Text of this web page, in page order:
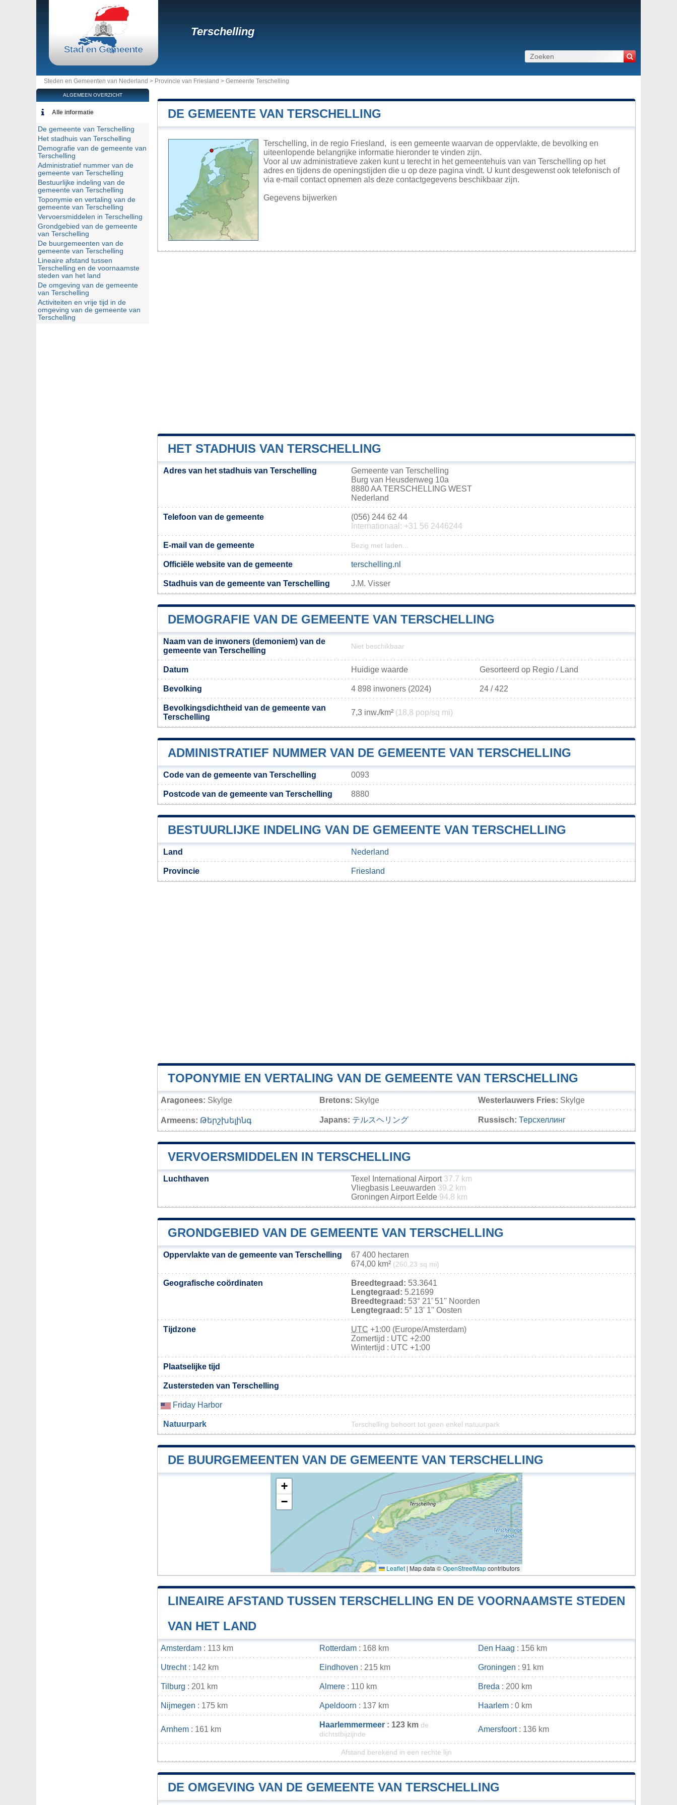
Terschelling
Steden en Gemeenten van Nederland > Provincie van Friesland > Gemeente Terschelling
DE GEMEENTE VAN TERSCHELLING
Terschelling, in de regio Friesland, is een gemeente waarvan de oppervlakte, de bevolking en
uiteenlopende belangrijke informatie hieronder te vinden zijn.
Voor al uw administratieve zaken kunt u terecht in het gemeentehuis van van Terschelling op het
adres en tijdens de openingstijden die u op deze pagina vindt. U kunt desgewenst ook telefonisch of
via e-mail contact opnemen als deze contactgegevens beschikbaar zijn.
Gegevens bijwerken
HET STADHUIS VAN TERSCHELLING
Adres van het stadhuis van Terschelling
Gemeente van Terschelling
Burg van Heusdenweg 10a
8880 AA TERSCHELLING WEST
Nederland
Telefoon van de gemeente
(056) 244 62 44
Internationaal: +31 56 2446244
E-mail van de gemeente Bezig met laden...
Officiële website van de gemeente terschelling.nl
Stadhuis van de gemeente van Terschelling J.M. Visser
DEMOGRAFIE VAN DE GEMEENTE VAN TERSCHELLING
Naam van de inwoners (demoniem) van de
gemeente van Terschelling
Niet beschikbaar
Datum Huidige waarde Gesorteerd op Regio / Land
Bevolking 4 898 inwoners (2024) 24 / 422
Bevolkingsdichtheid van de gemeente van
Terschelling
7,3 inw./km² (18,8 pop/sq mi)
ADMINISTRATIEF NUMMER VAN DE GEMEENTE VAN TERSCHELLING
Code van de gemeente van Terschelling 0093
Postcode van de gemeente van Terschelling 8880
BESTUURLIJKE INDELING VAN DE GEMEENTE VAN TERSCHELLING
Land Nederland
Provincie Friesland
TOPONYMIE EN VERTALING VAN DE GEMEENTE VAN TERSCHELLING
Aragonees: Skylge Bretons: Skylge Westerlauwers Fries: Skylge
Armeens: Թերշխելինգ Japans: テルスヘリング Russisch: Терсхеллинг
VERVOERSMIDDELEN IN TERSCHELLING
Luchthaven Texel International Airport 37.7 km
Vliegbasis Leeuwarden 39.2 km
Groningen Airport Eelde 94.8 km
GRONDGEBIED VAN DE GEMEENTE VAN TERSCHELLING
Oppervlakte van de gemeente van Terschelling
67 400 hectaren
674,00 km² (260,23 sq mi)
Geografische coördinaten Breedtegraad: 53.3641
Lengtegraad: 5.21699
Breedtegraad: 53° 21' 51'' Noorden
Lengtegraad: 5° 13' 1'' Oosten
Tijdzone UTC +1:00 (Europe/Amsterdam)
Zomertijd : UTC +2:00
Wintertijd : UTC +1:00
Plaatselijke tijd
Zustersteden van Terschelling
Friday Harbor
Natuurpark Terschelling behoort tot geen enkel natuurpark
DE BUURGEMEENTEN VAN DE GEMEENTE VAN TERSCHELLING
+
−
Leaflet | Map data ©OpenStreetMapcontributors
LINEAIRE AFSTAND TUSSEN TERSCHELLING EN DE VOORNAAMSTE STEDEN
VAN HET LAND
Amsterdam : 113 km Rotterdam : 168 km Den Haag : 156 km
Utrecht: 142 km Eindhoven : 215 km Groningen : 91 km
Tilburg : 201 km Almere : 110 km Breda : 200 km
Nijmegen : 175 km Apeldoorn : 137 km Haarlem : 0 km
Arnhem : 161 km
Haarlemmermeer : 123 km de
dichtstbijzijnde
Amersfoort: 136 km
Afstand berekend in een rechte lijn
DE OMGEVING VAN DE GEMEENTE VAN TERSCHELLING
ALGEMEEN OVERZICHT
Alle informatie
De gemeente van Terschelling
Het stadhuis van Terschelling
Demografie van de gemeente van
Terschelling
Administratief nummer van de
gemeente van Terschelling
Bestuurlijke indeling van de
gemeente van Terschelling
Toponymie en vertaling van de
gemeente van Terschelling
Vervoersmiddelen in Terschelling
Grondgebied van de gemeente
van Terschelling
De buurgemeenten van de
gemeente van Terschelling
Lineaire afstand tussen
Terschelling en de voornaamste
steden van het land
De omgeving van de gemeente
van Terschelling
Activiteiten en vrije tijd in de
omgeving van de gemeente van
Terschelling